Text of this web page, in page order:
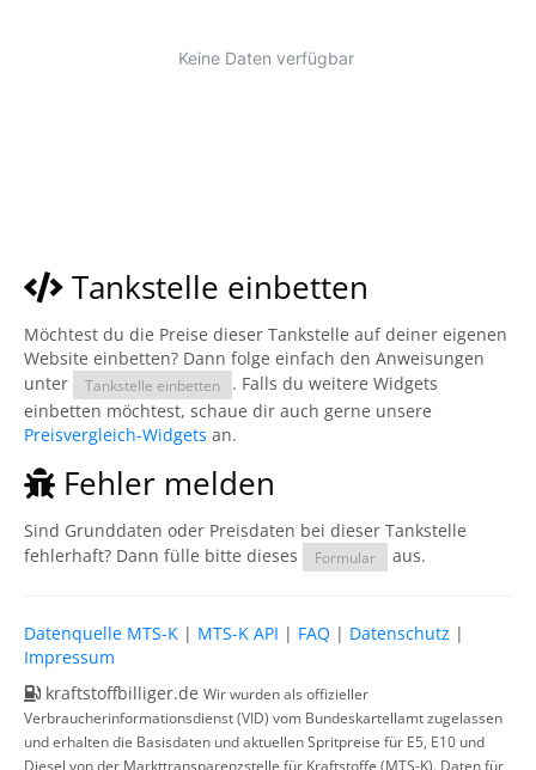
Tankstelle einbetten
Möchtest du die Preise dieser Tankstelle auf deiner eigenen
Website einbetten? Dann folge einfach den Anweisungen
unter
Tankstelle einbetten
. Falls du weitere Widgets
einbetten möchtest, schaue dir auch gerne unsere
Preisvergleich-Widgets an.
Fehler melden
Sind Grunddaten oder Preisdaten bei dieser Tankstelle
fehlerhaft? Dann fülle bitte dieses
Formular aus.
Datenquelle MTS-K | MTS-K API | FAQ | Datenschutz |
Impressum
kraftstoffbilliger.de Wir wurden als offizieller
Verbraucherinformationsdienst (VID) vom Bundeskartellamt zugelassen
und erhalten die Basisdaten und aktuellen Spritpreise für E5, E10 und
Diesel von der Markttransparenzstelle für Kraftstoffe (MTS-K). Daten für